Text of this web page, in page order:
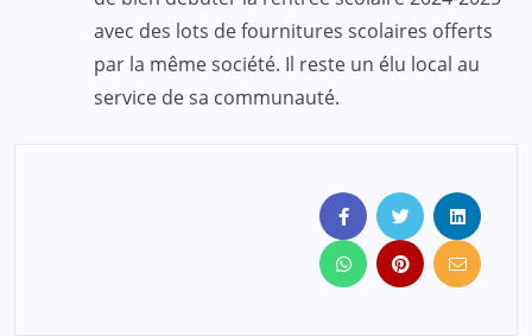
avec des lots de fournitures scolaires offerts
par la même société. Il reste un élu local au
service de sa communauté.